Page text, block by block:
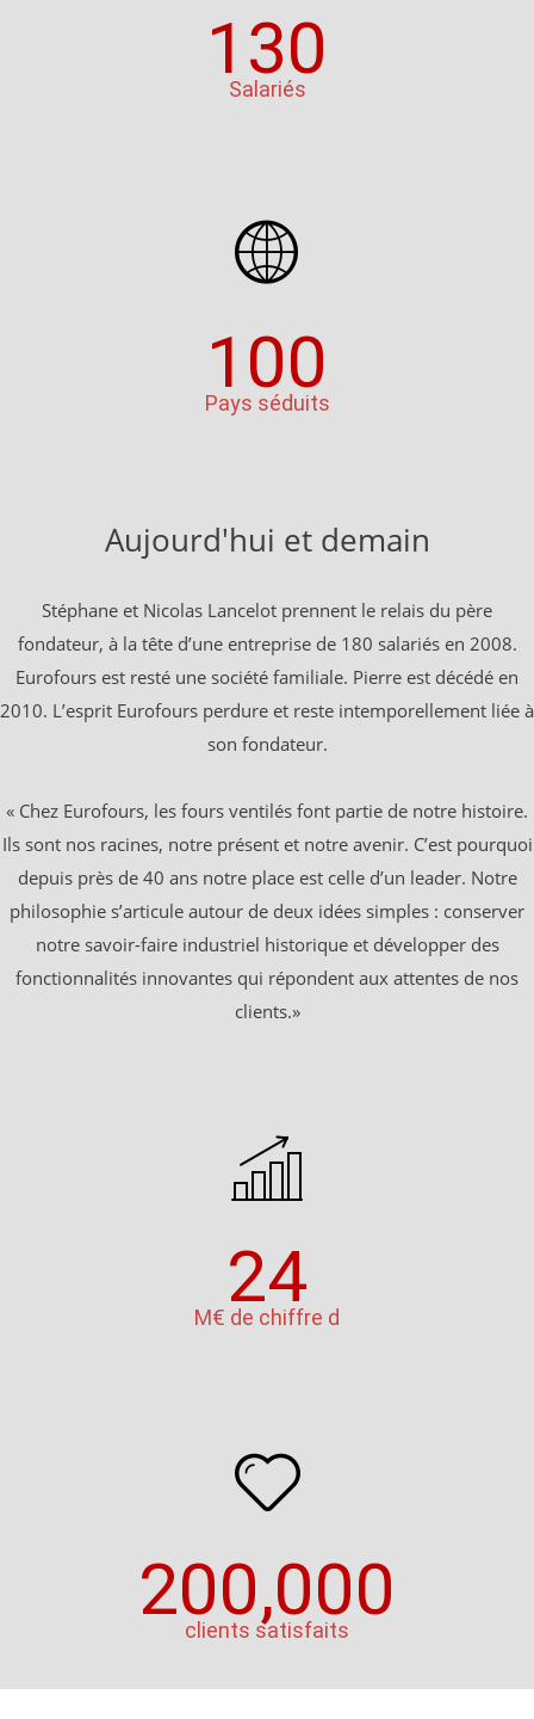
130
Salariés
100
Pays séduits
Aujourd'hui et demain
Stéphane et Nicolas Lancelot prennent le relais du père
fondateur, à la tête d’une entreprise de 180 salariés en 2008.
Eurofours est resté une société familiale. Pierre est décédé en
2010. L’esprit Eurofours perdure et reste intemporellement liée à
son fondateur.
« Chez Eurofours, les fours ventilés font partie de notre histoire.
Ils sont nos racines, notre présent et notre avenir. C’est pourquoi
depuis près de 40 ans notre place est celle d’un leader. Notre
philosophie s’articule autour de deux idées simples : conserver
notre savoir-faire industriel historique et développer des
fonctionnalités innovantes qui répondent aux attentes de nos
clients.»
24
M€ de chiffre d
200,000
clients satisfaits